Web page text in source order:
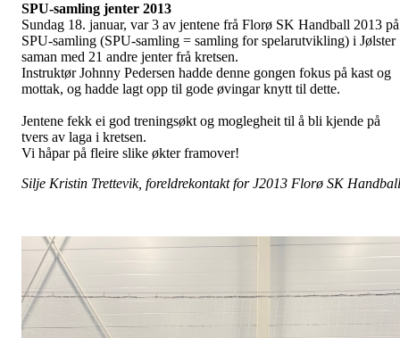
SPU-samling jenter 2013
Sundag 18. januar, var 3 av jentene frå Florø SK Handball 2013 på
SPU-samling (SPU‑samling = samling for spelarutvikling) i Jølster
saman med 21 andre jenter frå kretsen.
Instruktør Johnny Pedersen hadde denne gongen fokus på kast og
mottak, og hadde lagt opp til gode øvingar knytt til dette.
Jentene fekk ei god treningsøkt og moglegheit til å bli kjende på
tvers av laga i kretsen.
Vi håpar på fleire slike økter framover!
Silje Kristin Trettevik, foreldrekontakt for J2013 Florø SK Handball